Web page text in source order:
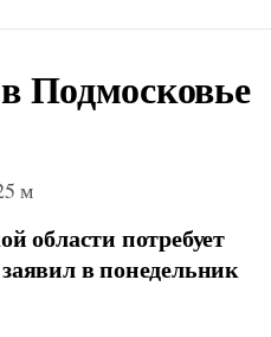
Подмосковье
м
области потребует
в понедельник